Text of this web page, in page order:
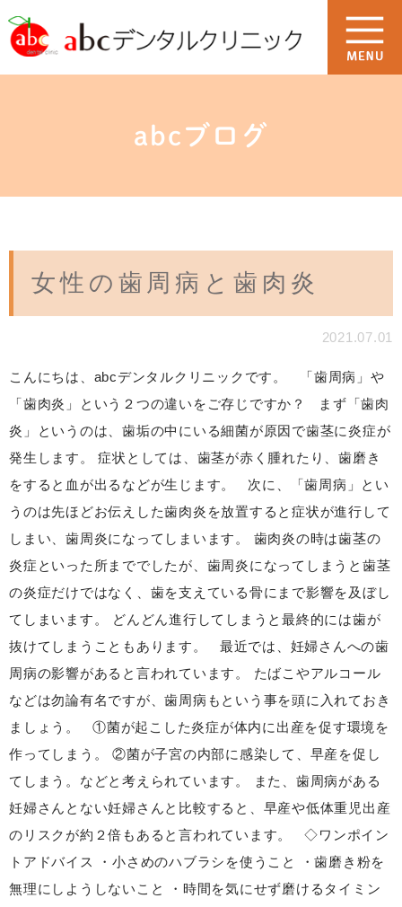
abcブログ
女性の歯周病と歯肉炎
2021.07.01
こんにちは、abcデンタルクリニックです。 「歯周病」や
「歯肉炎」という２つの違いをご存じですか？ まず「歯肉
炎」というのは、歯垢の中にいる細菌が原因で歯茎に炎症が
発生します。 症状としては、歯茎が赤く腫れたり、歯磨き
をすると血が出るなどが生じます。 次に、「歯周病」とい
うのは先ほどお伝えした歯肉炎を放置すると症状が進行して
しまい、歯周炎になってしまいます。 歯肉炎の時は歯茎の
炎症といった所まででしたが、歯周炎になってしまうと歯茎
の炎症だけではなく、歯を支えている骨にまで影響を及ぼし
てしまいます。 どんどん進行してしまうと最終的には歯が
抜けてしまうこともあります。 最近では、妊婦さんへの歯
周病の影響があると言われています。 たばこやアルコール
などは勿論有名ですが、歯周病もという事を頭に入れておき
ましょう。 ①菌が起こした炎症が体内に出産を促す環境を
作ってしまう。 ②菌が子宮の内部に感染して、早産を促し
てしまう。などと考えられています。 また、歯周病がある
妊婦さんとない妊婦さんと比較すると、早産や低体重児出産
のリスクが約２倍もあると言われています。 ◇ワンポイン
トアドバイス ・小さめのハブラシを使うこと ・歯磨き粉を
無理にしようしないこと ・時間を気にせず磨けるタイミン